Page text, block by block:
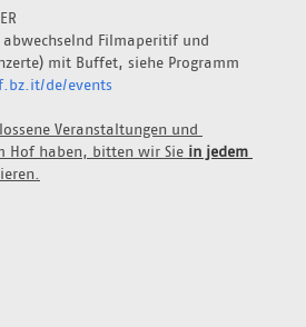
abwechselnd Filmaperitif und
de/events
Veranstaltungen und
Hof haben, bitten wir Sie in jedem